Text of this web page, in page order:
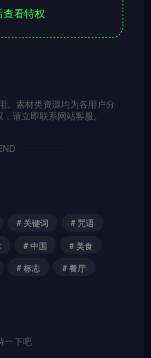
看特权
。素材类资源均为各用户分
请立即联系网站客服。
# 关键词
# 咒语
# 中国
# 美食
# 标志
# 餐厅
一下吧